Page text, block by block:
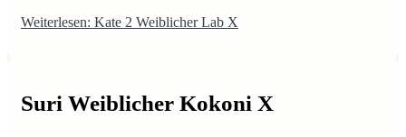
Weiterlesen: Kate 2 Weiblicher Lab X
Suri Weiblicher Kokoni X